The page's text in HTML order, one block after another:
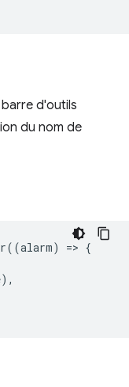
d'outils
du nom de
((alarm) => {
),